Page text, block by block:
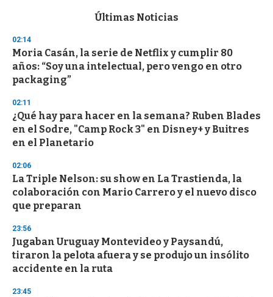
d
s
o
f
3
s
c
o
n
Últimas Noticias
02:14
Moria Casán, la serie de Netflix y cumplir 80
años: “Soy una intelectual, pero vengo en otro
packaging”
02:11
¿Qué hay para hacer en la semana? Ruben Blades
en el Sodre, "Camp Rock 3" en Disney+ y Buitres
en el Planetario
02:06
La Triple Nelson: su show en La Trastienda, la
colaboración con Mario Carrero y el nuevo disco
que preparan
23:56
Jugaban Uruguay Montevideo y Paysandú,
tiraron la pelota afuera y se produjo un insólito
accidente en la ruta
23:45